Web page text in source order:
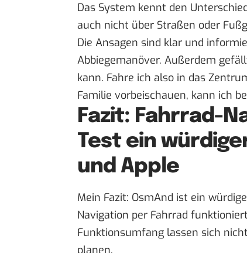
Das System kennt den
auch nicht über Straßen oder
Die Ansagen sind klar und
Abbiegemanöver. Außerdem
kann. Fahre ich also in das
Familie vorbeischauen, kann ich
Fazit: Fahrrad-
Test ein
und Apple
Mein Fazit: OsmAnd ist ein
Navigation per Fahrrad
Funktionsumfang lassen sich